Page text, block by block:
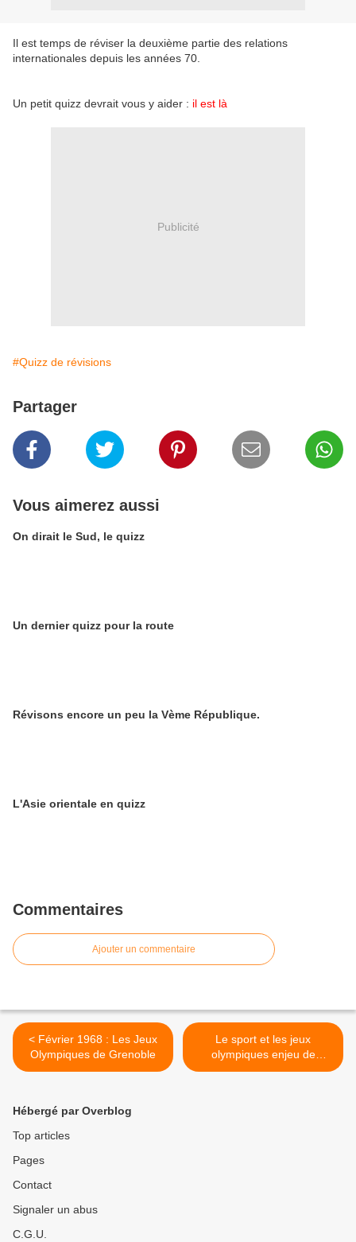
Il est temps de réviser la deuxième partie des relations
internationales depuis les années 70.
Un petit quizz devrait vous y aider : il est là
Publicité
#Quizz de révisions
Partager
Vous aimerez aussi
On dirait le Sud, le quizz
Un dernier quizz pour la route
Révisons encore un peu la Vème République.
L'Asie orientale en quizz
Commentaires
Ajouter un commentaire
< Février 1968 : Les Jeux
Olympiques de Grenoble
Le sport et les jeux
olympiques enjeu de
prestige dans l’affrontement
Hébergé par Overblog
Top articles
Pages
Contact
Signaler un abus
C.G.U.